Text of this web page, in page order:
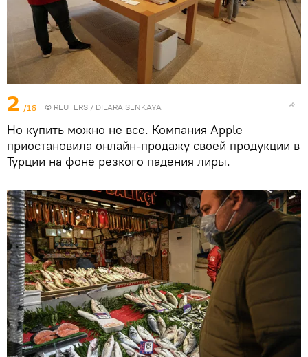
2 /16 © REUTERS / DILARA SENKAYA
Но купить можно не все. Компания Apple
приостановила онлайн-продажу своей продукции в
Турции на фоне резкого падения лиры.